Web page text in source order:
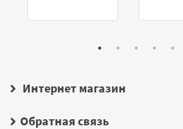
Интернет магазин
Обратная связь